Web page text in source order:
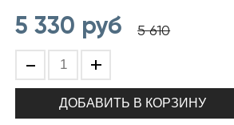
5 330 руб 5 610
- +